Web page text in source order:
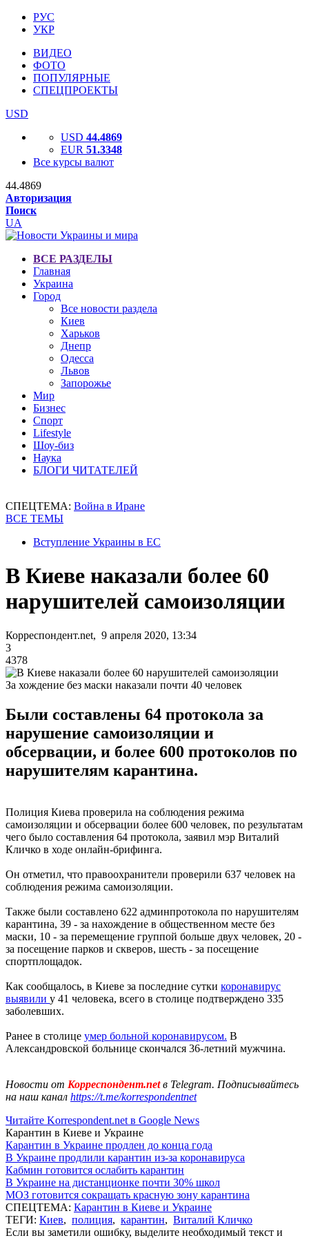
РУС
УКР
ВИДЕО
ФОТО
ПОПУЛЯРНЫЕ
СПЕЦПРОЕКТЫ
USD
USD 44.4869
EUR 51.3348
Все курсы валют
44.4869
Авторизация
Поиск
UA
ВСЕ РАЗДЕЛЫ
Главная
Украина
Город
Все новости раздела
Киев
Харьков
Днепр
Одесса
Львов
Запорожье
Мир
Бизнес
Спорт
Lifestyle
Шоу-биз
Наука
БЛОГИ ЧИТАТЕЛЕЙ
СПЕЦТЕМА: Война в Иране
ВСЕ ТЕМЫ
Вступление Украины в ЕС
В Киеве наказали более 60
нарушителей самоизоляции
Корреспондент.net, 9 апреля 2020, 13:34
3
4378
За хождение без маски наказали почти 40 человек
Были составлены 64 протокола за
нарушение самоизоляции и
обсервации, и более 600 протоколов по
нарушителям карантина.
Полиция Киева проверила на соблюдения режима
самоизоляции и обсервации более 600 человек, по результатам
чего было составления 64 протокола, заявил мэр Виталий
Кличко в ходе онлайн-брифинга.
Он отметил, что правоохранители проверили 637 человек на
соблюдения режима самоизоляции.
Также были составлено 622 админпротокола по нарушителям
карантина, 39 - за нахождение в общественном месте без
маски, 10 - за перемещение группой больше двух человек, 20 -
за посещение парков и скверов, шесть - за посещение
спортплощадок.
Как сообщалось, в Киеве за последние сутки коронавирус
выявили у 41 человека, всего в столице подтверждено 335
заболевших.
Ранее в столице умер больной коронавирусом. В
Александровской больнице скончался 36-летний мужчина.
Новости от Корреспондент.netв Telegram. Подписывайтесь
на наш канал https://t.me/korrespondentnet
Читайте Korrespondent.net в Google News
Карантин в Киеве и Украине
Карантин в Украине продлен до конца года
В Украине продлили карантин из-за коронавируса
Кабмин готовится ослабить карантин
В Украине на дистанционке почти 30% школ
МОЗ готовится сокращать красную зону карантина
СПЕЦТЕМА: Карантин в Киеве и Украине
ТЕГИ: Киев, полиция, карантин, Виталий Кличко
Если вы заметили ошибку, выделите необходимый текст и